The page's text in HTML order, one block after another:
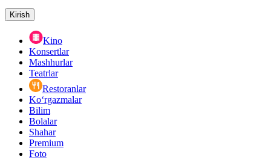
Kirish
Kino
Konsertlar
Mashhurlar
Teatrlar
Restoranlar
Ko‘rgazmalar
Bilim
Bolalar
Shahar
Premium
Foto